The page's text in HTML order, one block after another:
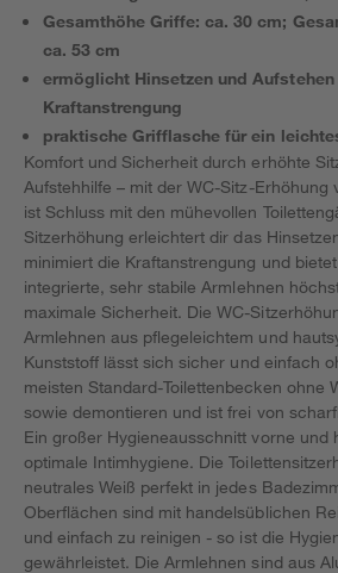
Gesamthöhe Griffe: ca. 30 cm;
ca. 53 cm
ermöglicht Hinsetzen und Aufstehen
Kraftanstrengung
praktische Grifflasche für ein
Komfort und Sicherheit durch erhöhte
Aufstehhilfe – mit der WC-Sitz-Erhöhung
ist Schluss mit den mühevollen
Sitzerhöhung erleichtert dir das
minimiert die Kraftanstrengung und
integrierte, sehr stabile Armlehnen
maximale Sicherheit. Die WC-
Armlehnen aus pflegeleichtem und
Kunststoff lässt sich sicher und einfach
meisten Standard-Toilettenbecken ohne
sowie demontieren und ist frei von
Ein großer Hygieneausschnitt vorne und
optimale Intimhygiene. Die
neutrales Weiß perfekt in jedes
Oberflächen sind mit handelsüblichen
und einfach zu reinigen - so ist die
gewährleistet. Die Armlehnen sind aus